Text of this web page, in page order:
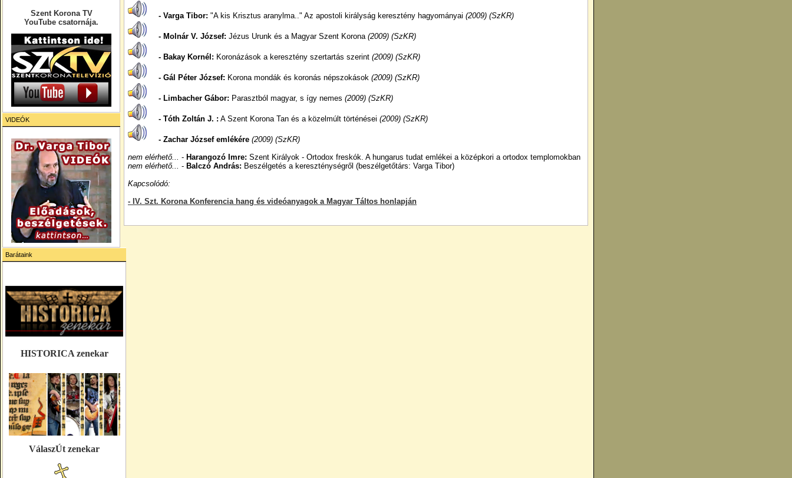
Szent Korona TV
YouTube csatornája.
VIDEÓK
Barátaink
HISTORICA zenekar
VálaszÚt zenekar
- Varga Tibor: "A kis Krisztus aranylma.." Az apostoli királyság keresztény hagyományai (2009) (SzKR)
- Molnár V. József: Jézus Urunk és a Magyar Szent Korona (2009) (SzKR)
- Bakay Kornél: Koronázások a keresztény szertartás szerint (2009) (SzKR)
- Gál Péter József: Korona mondák és koronás népszokások (2009) (SzKR)
- Limbacher Gábor: Parasztból magyar, s így nemes (2009) (SzKR)
- Tóth Zoltán J. : A Szent Korona Tan és a közelmúlt történései (2009) (SzKR)
- Zachar József emlékére (2009) (SzKR)
nem elérhető... - Harangozó Imre: Szent Királyok - Ortodox freskók. A hungarus tudat emlékei a középkori a ortodox templomokban
nem elérhető... - Balczó András: Beszélgetés a kereszténységről (beszélgetőtárs: Varga Tibor)
Kapcsolódó:
- IV. Szt. Korona Konferencia hang és videóanyagok a Magyar Táltos honlapján